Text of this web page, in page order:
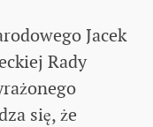
Jacek
Rady
się, że